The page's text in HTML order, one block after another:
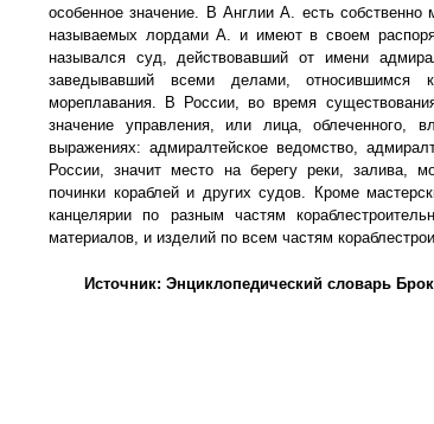
особенное значение. В Англии А. есть собственно
называемых лордами А. и имеют в своем
назывался суд, действовавший от имени
заведывавший всеми делами, относившимся
мореплавания. В России, во время
значение управления, или лица,
выражениях: адмиралтейское ведомство,
России, значит место на берегу реки, залива,
починки кораблей и других судов. Кроме
канцелярии по разным частям
материалов, и изделий по всем частям
Источник: Энциклопедический словарь